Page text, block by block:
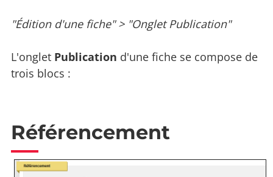
"Édition d'une fiche" > "Onglet Publication"
L'onglet Publication d'une fiche se compose de
trois blocs :
Référencement